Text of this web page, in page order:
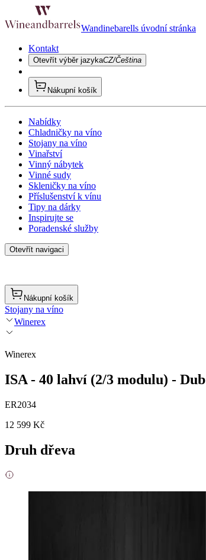
Wandinebarells úvodní stránka
Kontakt
Otevřít výběr jazykaCZ/Čeština
Nákupní košík
Nabídky
Chladničky na víno
Stojany na víno
Vinařství
Vinný nábytek
Vinné sudy
Skleničky na víno
Příslušenství k vínu
Tipy na dárky
Inspirujte se
Poradenské služby
Otevřít navigaci
Nákupní košík
Stojany na víno
Winerex
Winerex
ISA - 40 lahví (2/3 modulu) - Dub
ER2034
12 599 Kč
Druh dřeva